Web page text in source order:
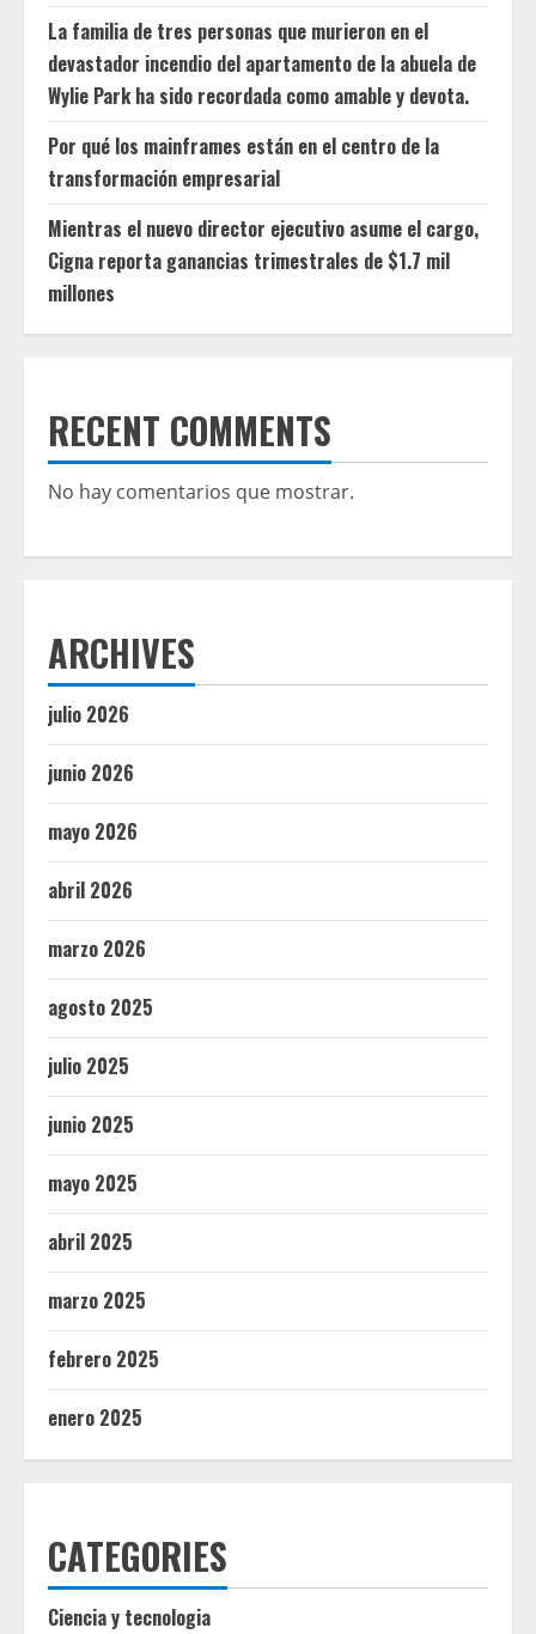
La familia de tres personas que murieron en el
devastador incendio del apartamento de la abuela de
Wylie Park ha sido recordada como amable y devota.
Por qué los mainframes están en el centro de la
transformación empresarial
Mientras el nuevo director ejecutivo asume el cargo,
Cigna reporta ganancias trimestrales de $1.7 mil
millones
RECENT COMMENTS
No hay comentarios que mostrar.
ARCHIVES
julio 2026
junio 2026
mayo 2026
abril 2026
marzo 2026
agosto 2025
julio 2025
junio 2025
mayo 2025
abril 2025
marzo 2025
febrero 2025
enero 2025
CATEGORIES
Ciencia y tecnologia